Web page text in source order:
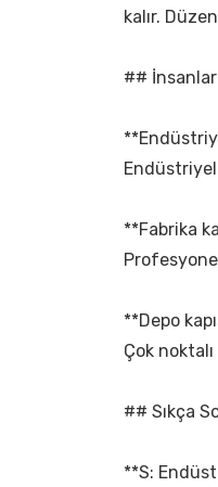
kalır.
## İnsanlar
Endüstriyel
**Fabrika
**Depo
Çok
## Sıkça
**S: